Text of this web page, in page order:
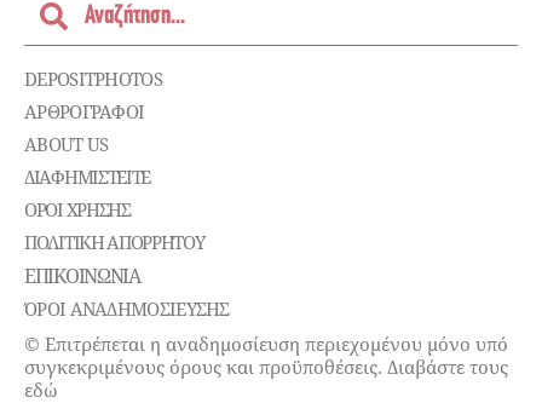
DEPOSITPHOTOS
ΑΡΘΡΟΓΡΑΦΟΙ
ABOUT US
ΔΙΑΦΗΜΙΣΤΕΊΤΕ
ΌΡΟΙ ΧΡΉΣΗΣ
ΠΟΛΙΤΙΚΉ ΑΠΟΡΡΉΤΟΥ
ΕΠΙΚΟΙΝΩΝΊΑ
ΌΡΟΙ ΑΝΑΔΗΜΟΣΙΕΥΣΗΣ
© Επιτρέπεται η αναδημοσίευση περιεχομένου μόνο υπό
συγκεκριμένους όρους και προϋποθέσεις. Διαβάστε τους
εδώ